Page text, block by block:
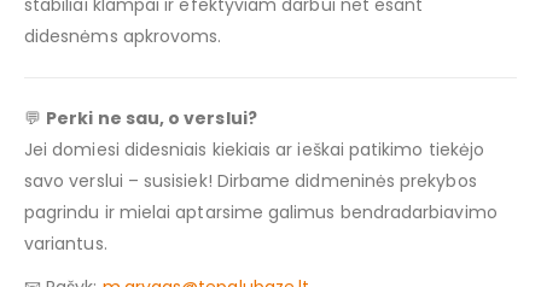
stabiliai klampai ir efektyviam darbui net esant
didesnėms apkrovoms.
💬 Perki ne sau, o verslui?
Jei domiesi didesniais kiekiais ar ieškai patikimo tiekėjo
savo verslui – susisiek! Dirbame didmeninės prekybos
pagrindu ir mielai aptarsime galimus bendradarbiavimo
variantus.